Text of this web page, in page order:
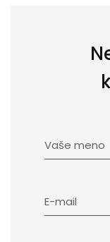
Vaše meno
E-mail